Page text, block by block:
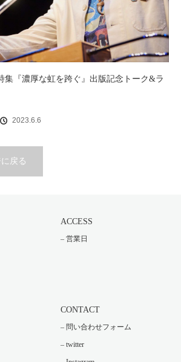
集『濃厚な虹を跨ぐ』出版記念トーク&ラ
2023.6.6
に戻る
ACCESS
– 営業日
CONTACT
– 問い合わせフォーム
– twitter